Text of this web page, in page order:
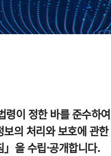
이 정한 바를 준수하
의 처리와 보호에 관
을 수립·공개합니다.